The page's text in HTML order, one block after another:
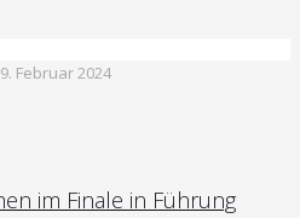
Februar 2024
im Finale in Führung